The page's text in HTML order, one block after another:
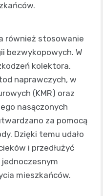
również stosowanie
bezwykopowych. W
kolektora,
naprawczych, w
(KMR) oraz
nasączonych
za pomocą
Dzięki temu udało
i przedłużyć
mieszkańców.